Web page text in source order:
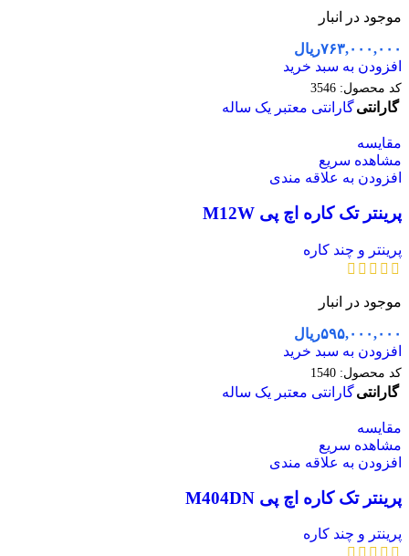
موجود در انبار
۷۶۳,۰۰۰,۰۰۰ریال
افزودن به سبد خرید
کد محصول: 3546
گارانتیگارانتی معتبر یک ساله
مقایسه
مشاهده سریع
افزودن به علاقه مندی
پرینتر تک کاره اچ پی M12W
پرینتر و چند کاره
موجود در انبار
۵۹۵,۰۰۰,۰۰۰ریال
افزودن به سبد خرید
کد محصول: 1540
گارانتیگارانتی معتبر یک ساله
مقایسه
مشاهده سریع
افزودن به علاقه مندی
پرینتر تک کاره اچ پی M404DN
پرینتر و چند کاره